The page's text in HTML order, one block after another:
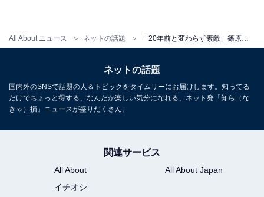
All About ニュース ネットの話題
ネットの話題
国内外のSNSで話題の人＆トピックをタイムリーにお届けします。知ってる
だけでちょっと得する、なんだか楽しい気分になれる、ネット発「知ら（な
きゃ）損」ニュースが盛りだくさん。
関連サービス
All About
All About Japan
イチオシ